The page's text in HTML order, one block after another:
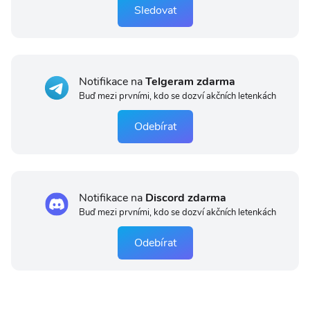
Sledovat
Notifikace naTelgeram zdarma
Buď mezi prvními, kdo se dozví akčních letenkách
Odebírat
Notifikace na Discord zdarma
Buď mezi prvními, kdo se dozví akčních letenkách
Odebírat